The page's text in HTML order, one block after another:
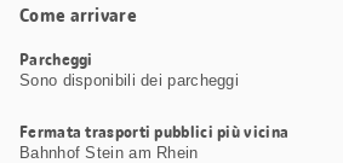
Come arrivare
Parcheggi
Sono disponibili dei parcheggi
Fermata trasporti pubblici più vicina
Bahnhof Stein am Rhein